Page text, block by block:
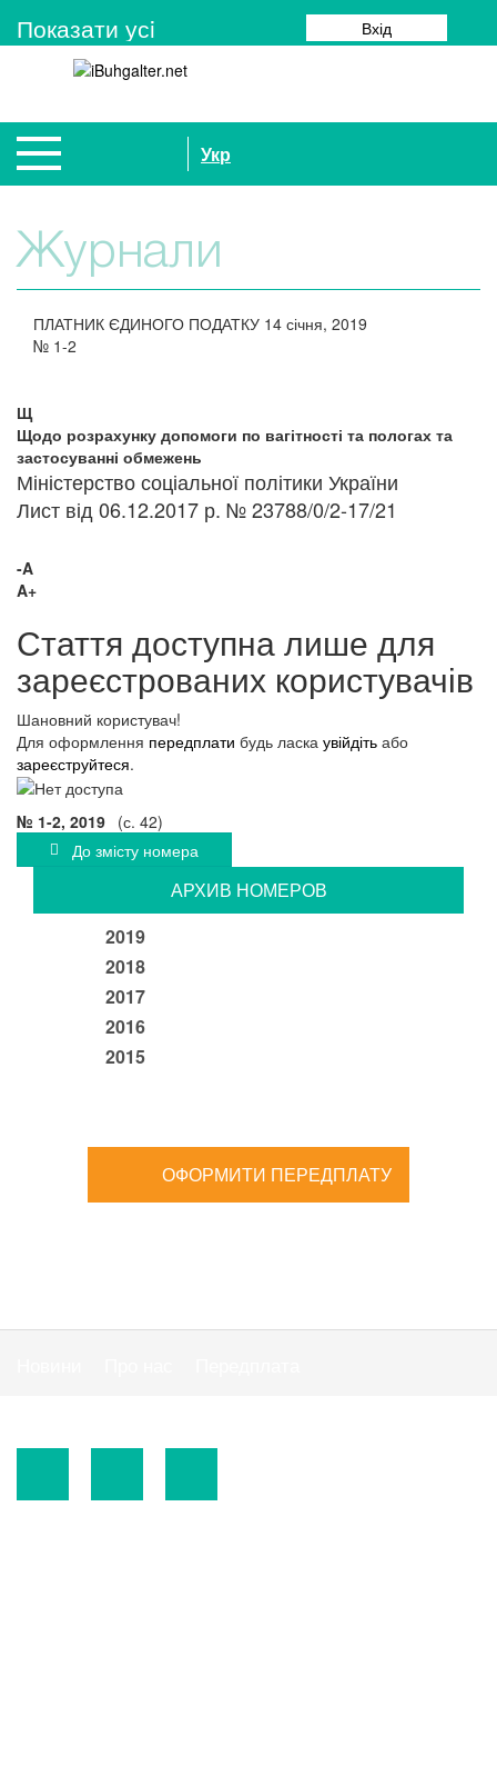
Показати усi Вхід
Укр
Журнали
ПЛАТНИК ЄДИНОГО ПОДАТКУ 14 січня, 2019
№ 1-2
Щ
Щодо розрахунку допомоги по вагітності та пологах та
застосуванні обмежень
Міністерство соціальної політики України
Лист від 06.12.2017 р. № 23788/0/2-17/21
-A
A+
Стаття доступна лише для
зареєстрованих користувачів
Шановний користувач!
Для оформлення передплати будь ласка увійдіть або
зареєструйтеся.
№ 1-2, 2019 (с. 42)
До змісту номера
АРХИВ НОМЕРОВ
2019
2018
2017
2016
2015
ОФОРМИТИ ПЕРЕДПЛАТУ